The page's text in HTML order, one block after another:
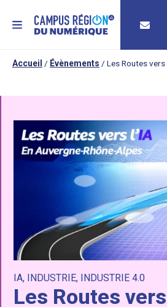
MENU
Accueil / Évènements / Les Routes vers
IA, INDUSTRIE, INDUSTRIE 4.0
Les Routes